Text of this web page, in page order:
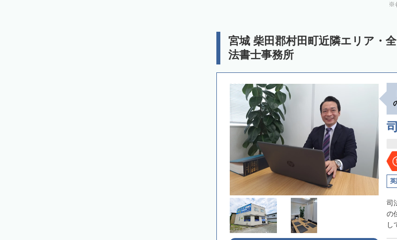
宮城 柴田郡村田町近隣エリア・
法書士事務所
司
の
し